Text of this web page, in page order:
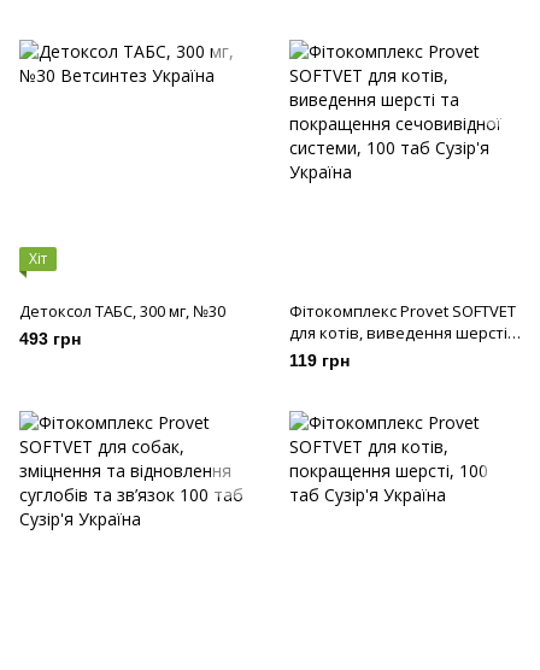
Хіт
Детоксол ТАБС, 300 мг, №30
493 грн
Фітокомплекс Provet SOFTVET
для котів, виведення шерсті
та покращення сечовивідної
системи, 100 таб
119 грн